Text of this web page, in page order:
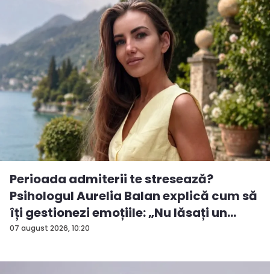
07 august 2026, 10:20
Perioada admiterii te stresează?
Psihologul Aurelia Balan explică cum să
îți gestionezi emoțiile: „Nu lăsați un
rezu...